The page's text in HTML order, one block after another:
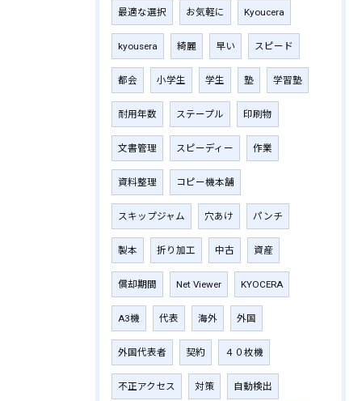
最適な選択 お気軽に Kyoucera
kyousera 綺麗 早い スピード
都会 小学生 学生 塾 学習塾
耐用年数 ステープル 印刷物
文書管理 スピーディー 作業
資料整理 コピー機本舗
スキップジャム 穴あけ パンチ
製本 折り加工 中古 資産
償却期間 Net Viewer KYOCERA
A3機 代表 海外 外国
外国代表者 契約 ４０枚機
不正アクセス 対策 自動検出